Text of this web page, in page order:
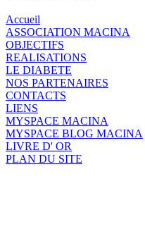
Accueil
ASSOCIATION MACINA
OBJECTIFS
REALISATIONS
LE DIABETE
NOS PARTENAIRES
CONTACTS
LIENS
MYSPACE MACINA
MYSPACE BLOG MACINA
LIVRE D' OR
PLAN DU SITE